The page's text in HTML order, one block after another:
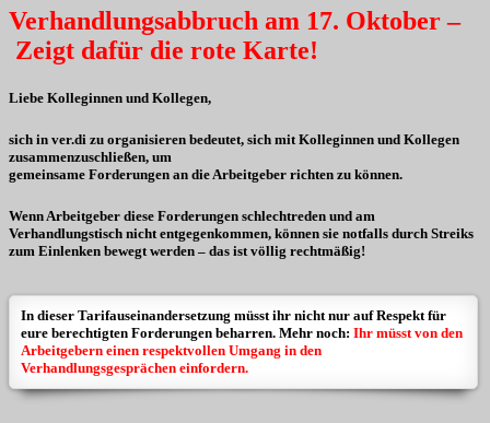
Verhandlungsabbruch am 17. Oktober –
Zeigt dafür die rote Karte!
Liebe Kolleginnen und Kollegen,
sich in ver.di zu organisieren bedeutet, sich mit Kolleginnen und Kollegen
zusammenzuschließen, um
gemeinsame Forderungen an die Arbeitgeber richten zu können.
Wenn Arbeitgeber diese Forderungen schlechtreden und am
Verhandlungstisch nicht entgegenkommen, können sie notfalls durch Streiks
zum Einlenken bewegt werden – das ist völlig rechtmäßig!
In dieser Tarifauseinandersetzung müsst ihr nicht nur auf Respekt für
eure berechtigten Forderungen beharren. Mehr noch: Ihr müsst von den
Arbeitgebern einen respektvollen Umgang in den
Verhandlungsgesprächen einfordern.